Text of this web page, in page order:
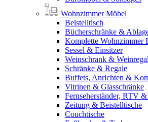
Wohnzimmer Möbel
Beistelltisch
Bücherschränke &
Komplette Wohnzimmer
Sessel & Einsitzer
Weinschrank & Weinregal
Schränke & Regale
Buffets, Anrichten &
Vitrinen & Glasschränke
Fernseherständer, RTV
Zeitung & Beistelltische
Couchtische